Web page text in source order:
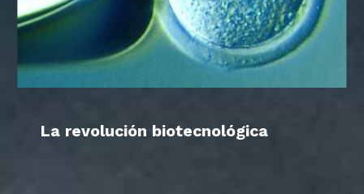
La revolución biotecnológica